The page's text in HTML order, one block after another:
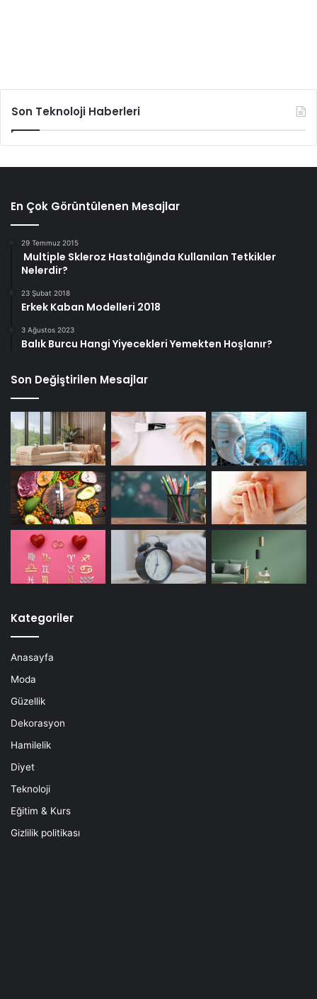
Son Teknoloji Haberleri
En Çok Görüntülenen Mesajlar
29 Temmuz 2015
Multiple Skleroz Hastalığında Kullanılan Tetkikler
Nelerdir?
23 Şubat 2018
Erkek Kaban Modelleri 2018
3 Ağustos 2023
Balık Burcu Hangi Yiyecekleri Yemekten Hoşlanır?
Son Değiştirilen Mesajlar
Kategoriler
Anasayfa
Moda
Güzellik
Dekorasyon
Hamilelik
Diyet
Teknoloji
Eğitim & Kurs
Gizlilik politikası